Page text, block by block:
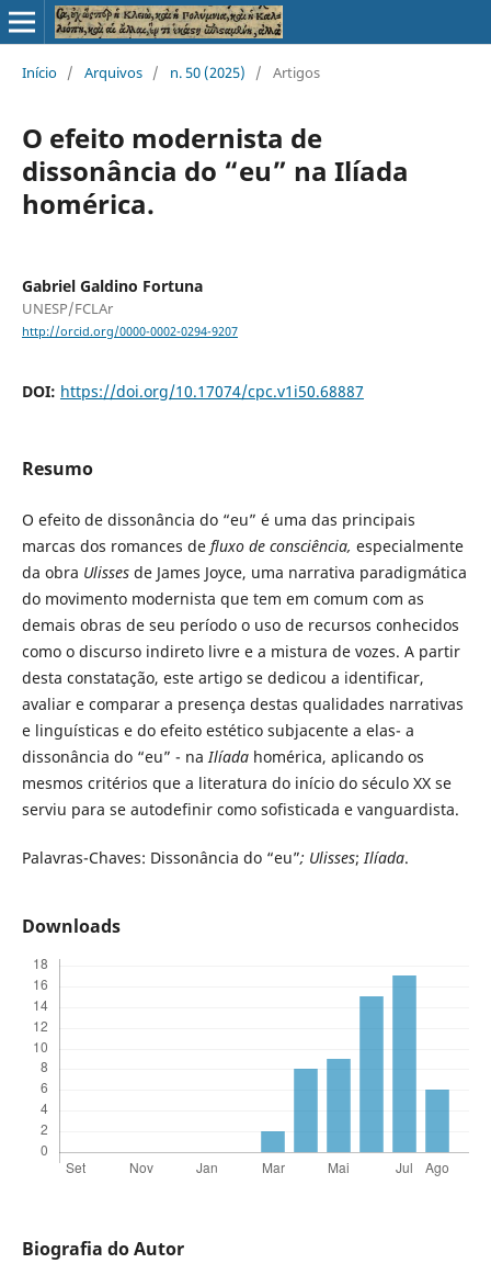
Início / Arquivos / n. 50 (2025) / Artigos
O efeito modernista de
dissonância do “eu” na Ilíada
homérica.
Gabriel Galdino Fortuna
UNESP/FCLAr
http://orcid.org/0000-0002-0294-9207
DOI: https://doi.org/10.17074/cpc.v1i50.68887
Resumo
O efeito de dissonância do “eu” é uma das principais
marcas dos romances de fluxo de consciência, especialmente
da obra Ulisses de James Joyce, uma narrativa paradigmática
do movimento modernista que tem em comum com as
demais obras de seu período o uso de recursos conhecidos
como o discurso indireto livre e a mistura de vozes. A partir
desta constatação, este artigo se dedicou a identificar,
avaliar e comparar a presença destas qualidades narrativas
e linguísticas e do efeito estético subjacente a elas- a
dissonância do “eu” - naIlíada homérica, aplicando os
mesmos critérios que a literatura do início do século XX se
serviu para se autodefinir como sofisticada e vanguardista.
Palavras-Chaves: Dissonância do “eu”; Ulisses;Ilíada.
Downloads
Biografia do Autor